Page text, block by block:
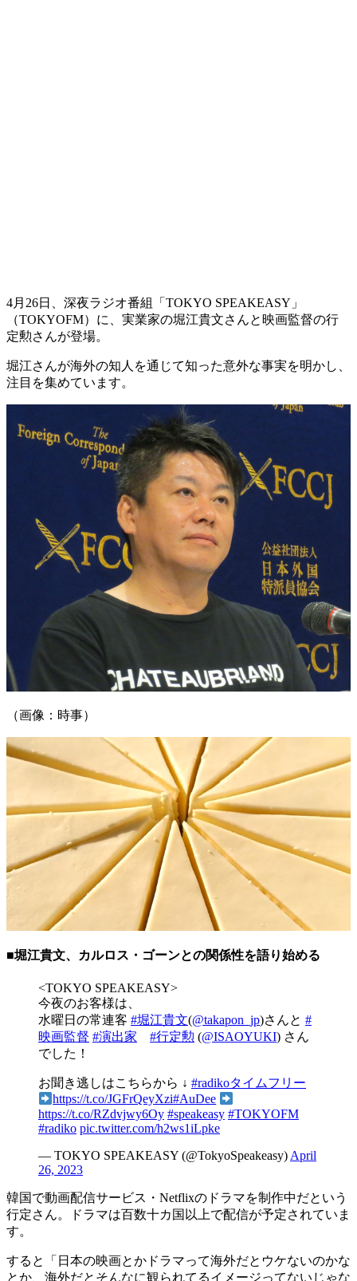
4月26日、深夜ラジオ番組「TOKYO SPEAKEASY」
（TOKYOFM）に、実業家の堀江貴文さんと映画監督の行
定勲さんが登場。
堀江さんが海外の知人を通じて知った意外な事実を明かし、
注目を集めています。
（画像：時事）
■堀江貴文、カルロス・ゴーンとの関係性を語り始める
<TOKYO SPEAKEASY>
今夜のお客様は、
水曜日の常連客 #堀江貴文(@takapon_jp)さんと #
映画監督 #演出家 #行定勲 (@ISAOYUKI) さん
でした！
お聞き逃しはこちらから ↓ #radikoタイムフリー
https://t.co/JGFrQeyXzi#AuDee
https://t.co/RZdvjwy6Oy #speakeasy #TOKYOFM
#radiko pic.twitter.com/h2ws1iLpke
— TOKYO SPEAKEASY (@TokyoSpeakeasy) April
26, 2023
韓国で動画配信サービス・Netflixのドラマを制作中だという
行定さん。ドラマは百数十カ国以上で配信が予定されていま
す。
すると「日本の映画とかドラマって海外だとウケないのかな
とか、海外だとそんなに観られてるイメージってないじゃな